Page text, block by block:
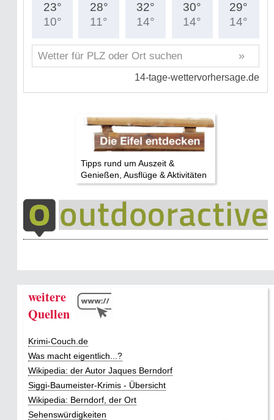
Tipps rund um Auszeit &
Genießen, Ausflüge & Aktivitäten
weitere
Quellen
Krimi-Couch.de
Was macht eigentlich...?
Wikipedia: der Autor Jaques Berndorf
Siggi-Baumeister-Krimis - Übersicht
Wikipedia: Berndorf, der Ort
Sehenswürdigkeiten